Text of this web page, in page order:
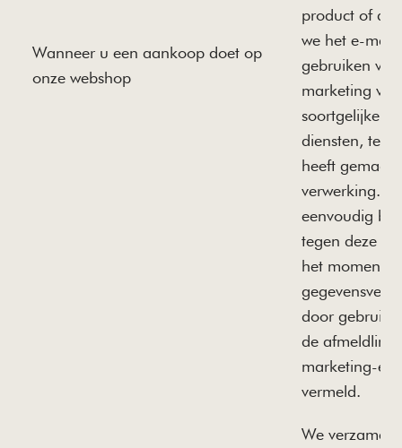
Wanneer u een aankoop doet op
onze webshop
product of
we het e-
gebruiken
marketing
soortgelijke
diensten,
heeft
verwerking. U
eenvoudig
tegen deze
het moment
door gebruik
de afmeldlink
marketing-e-
vermeld.
We